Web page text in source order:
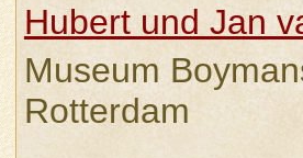
Hubert und Jan
Museum
Rotterdam